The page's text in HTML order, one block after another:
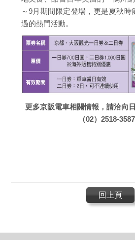
～9月期間限定登場，更是夏秋時
過的熱門活動。
更多京阪電車相關情報，請洽向
（02）2518-3587
回上頁